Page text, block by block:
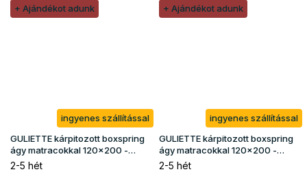
+ Ajándékot adunk
ingyenes szállítással
GULIETTE kárpitozott boxspring
ágy matracokkal 120x200 -
fehér
2-5 hét
+ Ajándékot adunk
ingyenes szállítással
GULIETTE kárpitozott boxspring
ágy matracokkal 120x200 -
rózsaszín
2-5 hét